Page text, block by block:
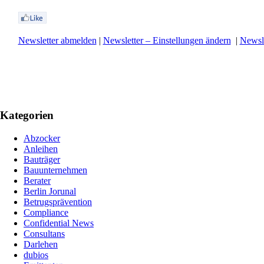
Newsletter abmelden | Newsletter – Einstellungen ändern |
Kategorien
Abzocker
Anleihen
Bauträger
Bauunternehmen
Berater
Berlin Jorunal
Betrugsprävention
Compliance
Confidential News
Consultans
Darlehen
dubios